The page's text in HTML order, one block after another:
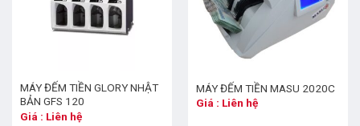
MÁY ĐẾM TIỀN GLORY NHẬT
BẢN GFS 120
Giá : Liên hệ
MÁY ĐẾM TIỀN MASU 2020C
Giá : Liên hệ